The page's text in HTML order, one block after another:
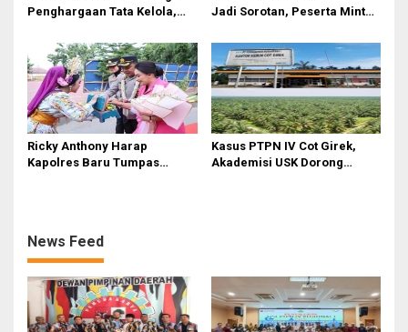
Penghargaan Tata Kelola,
dan Efisiensi
Jadi Sorotan, Peserta Minta
Assessment
Ricky Anthony Harap
Kapolres Baru Tumpas
Kasus PTPN IV Cot Girek,
Akademisi USK Dorong
News Feed